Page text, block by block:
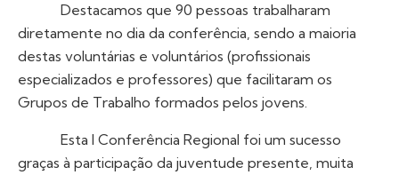
Destacamos que 90 pessoas trabalharam
diretamente no dia da conferência, sendo a maioria
destas voluntárias e voluntários (profissionais
especializados e professores) que facilitaram os
Grupos de Trabalho formados pelos jovens.
Esta I Conferência Regional foi um sucesso
graças à participação da juventude presente, muita